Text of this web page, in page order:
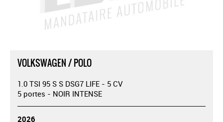
VOLKSWAGEN / POLO
1.0 TSI 95 S S DSG7 LIFE - 5 CV
5 portes - NOIR INTENSE
2026